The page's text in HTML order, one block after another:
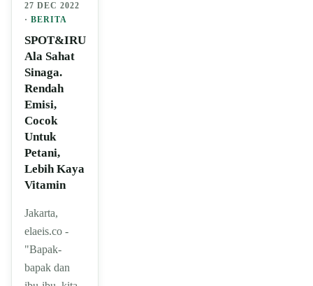
27 DEC 2022
· BERITA
SPOT&IRU
Ala Sahat
Sinaga.
Rendah
Emisi,
Cocok
Untuk
Petani,
Lebih Kaya
Vitamin
Jakarta,
elaeis.co -
"Bapak-
bapak dan